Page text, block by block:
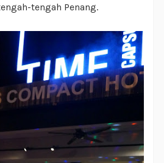
tengah Penang.